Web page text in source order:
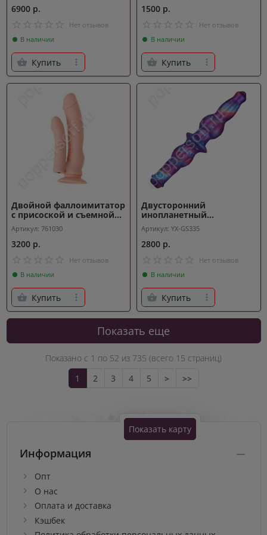
6900 р.
Нет отзывов
В наличии
Купить
1500 р.
Нет отзывов
В наличии
Купить
Двойной фаллоимитатор
с присоской и съемной
вибропулей - 19,5 см
Артикул: 761030
3200 р.
Нет отзывов
В наличии
Купить
Двусторонний
инопланетный
фаллоимитатор Alien vs
Predator
Артикул: YX-GS335
2800 р.
Нет отзывов
В наличии
Купить
Показать еще
Показано с 1 по 52 из 735 (всего 15 страниц)
1
2 3 4 5 > >>
Показать карту
Информация
Опт
О нас
Оплата и доставка
Кэшбек